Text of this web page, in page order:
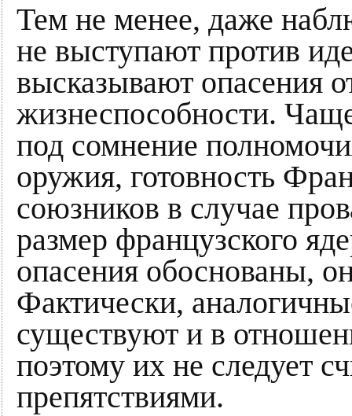
Тем не менее, даже
не выступают против
высказывают опасения
жизнеспособности.
под сомнение
оружия, готовность
союзников в случае
размер французского
опасения обоснованы,
Фактически,
существуют и в
поэтому их не следует
препятствиями.